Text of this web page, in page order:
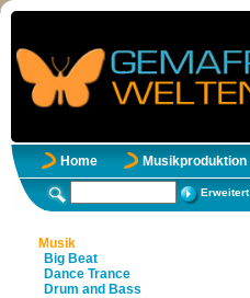
Home Musikproduktion
Erweitert
Musik
Big Beat
Dance Trance
Drum and Bass